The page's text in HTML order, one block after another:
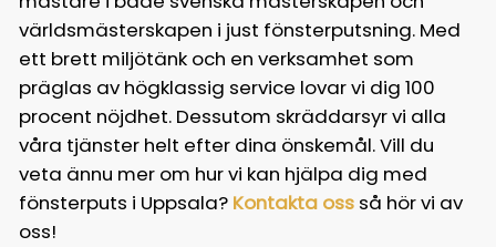
världsmästerskapen i just fönsterputsning. Med
ett brett miljötänk och en verksamhet som
präglas av högklassig service lovar vi dig 100
procent nöjdhet. Dessutom skräddarsyr vi alla
våra tjänster helt efter dina önskemål. Vill du
veta ännu mer om hur vi kan hjälpa dig med
fönsterputs i Uppsala? Kontakta ossså hör vi av
oss!